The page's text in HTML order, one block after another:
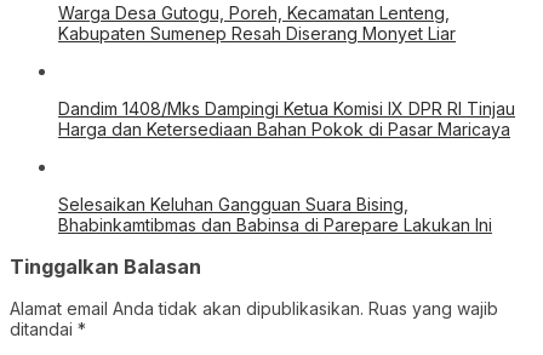
Warga Desa Gutogu, Poreh, Kecamatan Lenteng,
Kabupaten Sumenep Resah Diserang Monyet Liar
Dandim 1408/Mks Dampingi Ketua Komisi IX DPR RI Tinjau
Harga dan Ketersediaan Bahan Pokok di Pasar Maricaya
Selesaikan Keluhan Gangguan Suara Bising,
Bhabinkamtibmas dan Babinsa di Parepare Lakukan Ini
Tinggalkan Balasan
Alamat email Anda tidak akan dipublikasikan. Ruas yang wajib
ditandai *